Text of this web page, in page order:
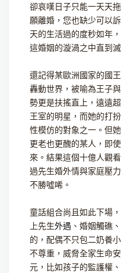
卻哀嘆日子只能一天天
願離婚，您也缺少可以
天的生活過的度秒如年
這婚姻的漩渦之中直到滅
還記得某歐洲國家的國
轟動世界，被喻為王子
勢更是扶搖直上，遠遠
王室的明星，而她的打
性模仿的對象之一。但
更老也更醜的某人，即
來。結果這個十億人觀
過先生婚外情與家庭壓
不勝噓唏。
童話組合尚且如此下場
上先生外遇 、婚姻觸礁
的，配偶不只包二奶養
不尊重，威脅全家生命
元，比如孩子的監護權